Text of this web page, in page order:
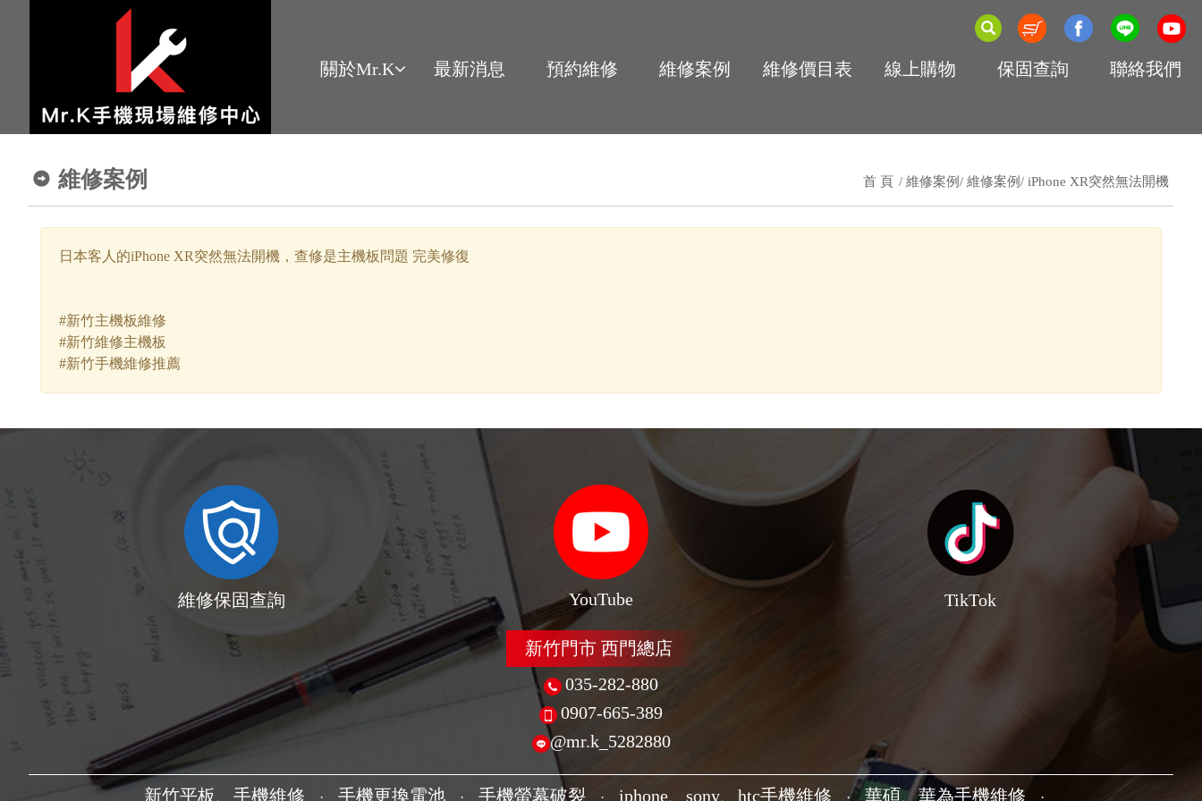
關於Mr.K 最新消息 預約維修 維修案例 維修價目表 線上購物 保固查詢 聯絡我們
維修案例 首 頁 維修案例 維修案例 iPhone XR突然無法開機
日本客人的iPhone XR突然無法開機，查修是主機板問題 完美修復
#新竹主機板維修
#新竹維修主機板
#新竹手機維修推薦
維修保固查詢 YouTube TikTok
新竹門市 西門總店
035-282-880
0907-665-389
@mr.k_5282880
新竹平板、手機維修 · 手機更換電池· 手機螢幕破裂 · iphone、sony、htc手機維修 · 華碩、華為手機維修 ·